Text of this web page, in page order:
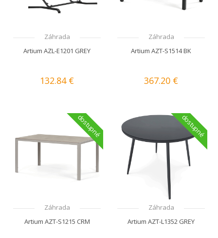
Záhrada
Artium AZL-E1201 GREY
132.84 €
Záhrada
Artium AZT-S1514 BK
367.20 €
Záhrada
Artium AZT-S1215 CRM
dostupné
Záhrada
Artium AZT-L1352 GREY
dostupné